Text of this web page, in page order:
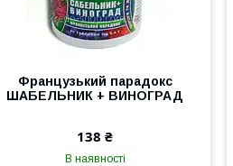
Французький парадокс
ШАБЕЛЬНИК + ВИНОГРАД
138 ₴
В наявності